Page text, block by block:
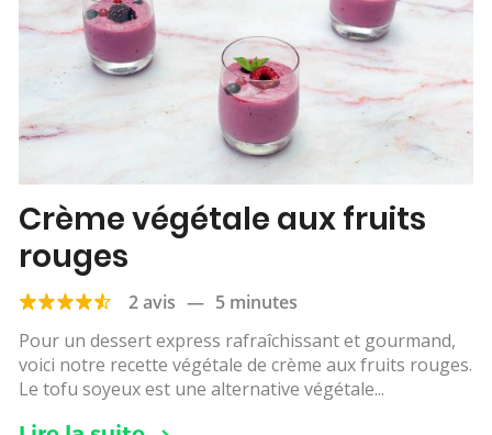
Crème végétale aux fruits
rouges
2 avis — 5 minutes
Pour un dessert express rafraîchissant et gourmand,
voici notre recette végétale de crème aux fruits rouges.
Le tofu soyeux est une alternative végétale...